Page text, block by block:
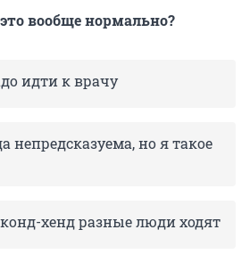
вообще нормально?
идти к врачу
непредсказуема, но я такое
хенд разные люди ходят